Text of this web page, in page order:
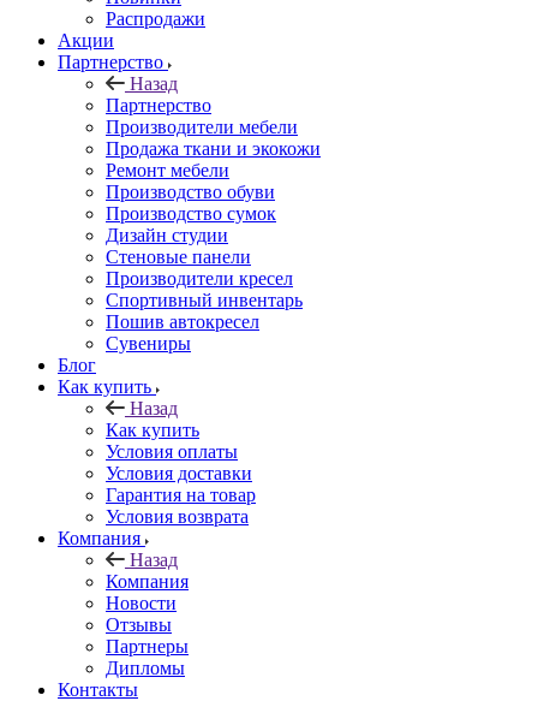
Распродажи
Акции
Партнерство
Назад
Партнерство
Производители мебели
Продажа ткани и экокожи
Ремонт мебели
Производство обуви
Производство сумок
Дизайн студии
Стеновые панели
Производители кресел
Спортивный инвентарь
Пошив автокресел
Сувениры
Блог
Как купить
Назад
Как купить
Условия оплаты
Условия доставки
Гарантия на товар
Условия возврата
Компания
Назад
Компания
Новости
Отзывы
Партнеры
Дипломы
Контакты